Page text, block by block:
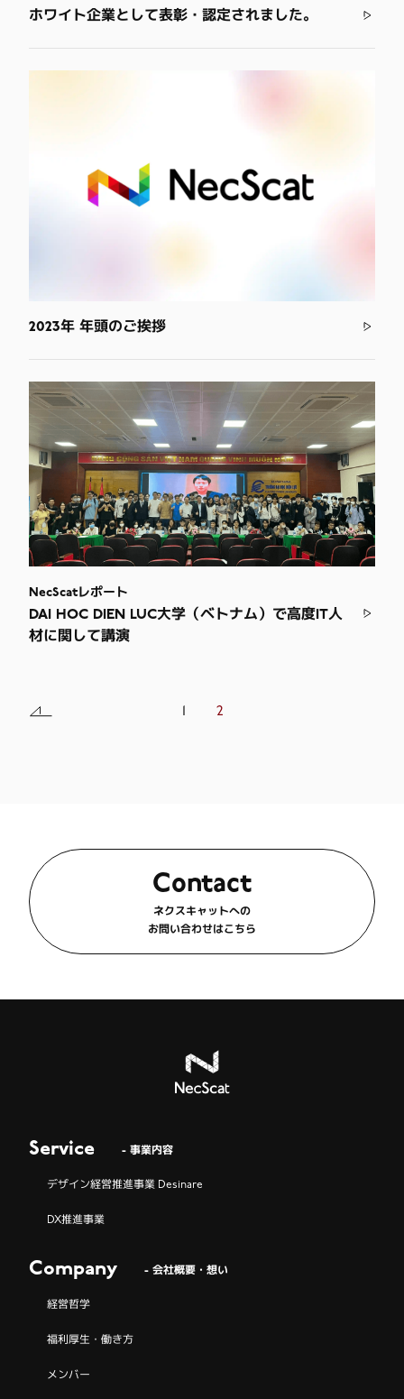
ホワイト企業として表彰・認定されました。
2023年 年頭のご挨拶
NecScatレポート
DAI HOC DIEN LUC大学（ベトナム）で高度IT人
材に関して講演
1 2
Contact
ネクスキャットへの
お問い合わせはこちら
Service - 事業内容
デザイン経営推進事業 Desinare
DX推進事業
Company - 会社概要・想い
経営哲学
福利厚生・働き方
メンバー